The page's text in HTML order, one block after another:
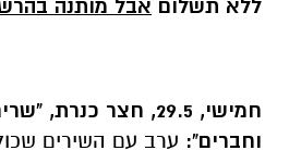
ללא תשלום אבל מותנה
חמישי, 29.5, חצר
וחברים": ערב עם השירים